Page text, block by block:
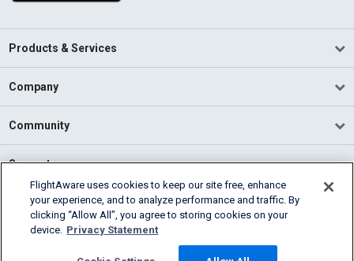
Products & Services
Company
Community
Support
English (USA)
2026 FlightAware
Cookie Settings
FlightAware uses cookies to keep our site free, enhance
your experience, and to analyze performance and traffic. By
clicking “Allow All”, you agree to storing cookies on your
device. Privacy Statement